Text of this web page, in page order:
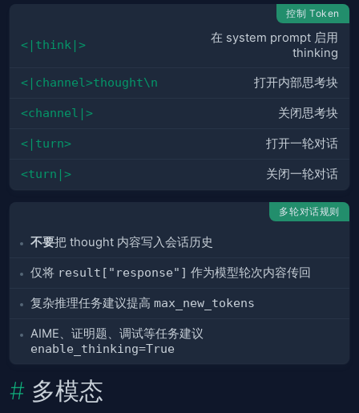
控制 Token
<|think|>
在 system prompt 启用
thinking
<|channel>thought\n 打开内部思考块
<channel|> 关闭思考块
<|turn> 打开一轮对话
<turn|> 关闭一轮对话
多轮对话规则
不要把 thought 内容写入会话历史
仅将 result["response"] 作为模型轮次内容传回
复杂推理任务建议提高 max_new_tokens
AIME、证明题、调试等任务建议
enable_thinking=True
多模态